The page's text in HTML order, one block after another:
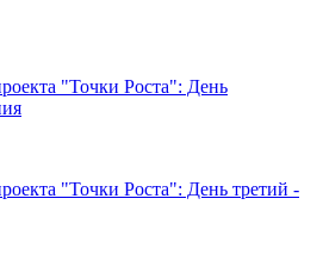
"Точки Роста": День
"Точки Роста": День третий -